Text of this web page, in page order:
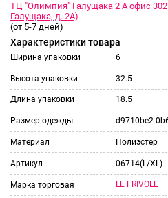
ТЦ "Олимпия" Галущака 2 А офис
Галущака, д. 2А)
(от 5-7 дней)
Характеристики товара
Ширина упаковки 6
Высота упаковки 32.5
Длина упаковки 18.5
Размер одежды d9710be2-
Материал Полиэстер
Артикул 06714(L/XL)
Марка торговая LE FRIVOLE